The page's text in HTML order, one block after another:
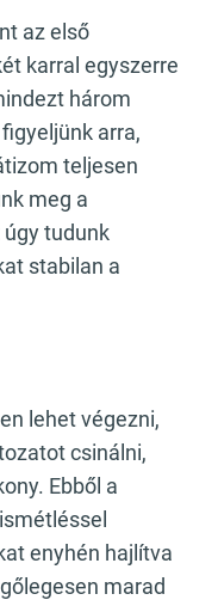
az első
karral egyszerre
három
arra,
teljesen
meg a
tudunk
stabilan a
lehet végezni,
csinálni,
Ebből a
enyhén hajlítva
marad